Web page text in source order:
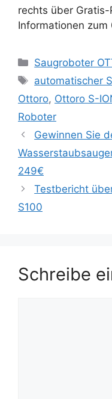
rechts über
Informationen
Kategorien
Saugroboter
Schlagwörter
automatischer
Ottoro, Ottoro S-
Roboter
Gewinnen Sie
249€
Testbericht
S100
Schreibe